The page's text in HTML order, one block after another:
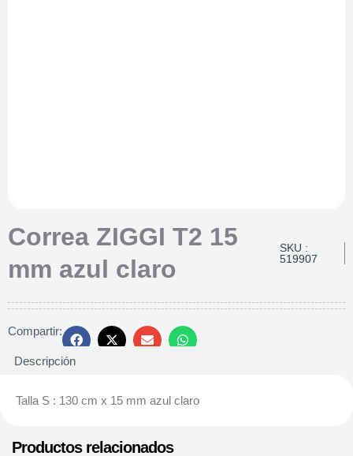
Correa ZIGGI T2 15
mm azul claro
SKU :
519907
Compartir:
Descripción
Talla S : 130 cm x 15 mm azul claro
Productos relacionados